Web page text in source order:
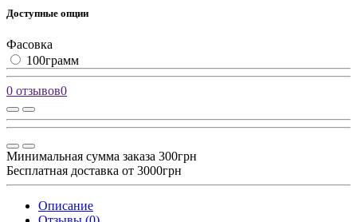
Доступные опции
Фасовка
100грамм
0 отзывов0
Минимальная сумма заказа 300грн
Бесплатная доставка от 3000грн
Описание